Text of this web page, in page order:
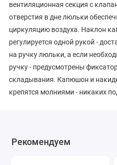
вентиляционная секция с
отверстия в дне люльки
циркуляцию воздуха. Наклон
регулируется одной рукой -
на ручку люльки, а если
ручку - предусмотрены
складывания. Капюшон и
крепятся молниями - никаких
Рекомендуем